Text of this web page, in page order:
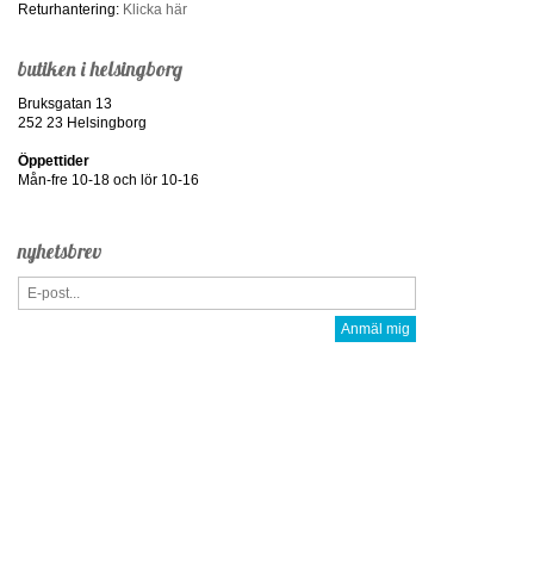
Returhantering: Klicka här
butiken i helsingborg
Bruksgatan 13
252 23 Helsingborg
Öppettider
Mån-fre 10-18 och lör 10-16
nyhetsbrev
Anmäl mig